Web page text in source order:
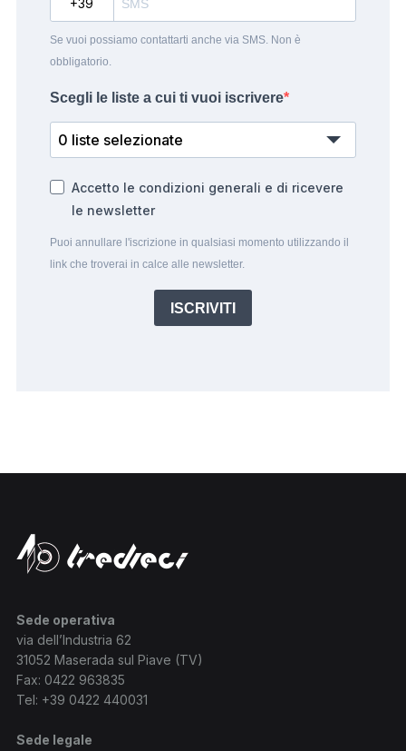
Se vuoi possiamo contattarti anche via SMS. Non è
obbligatorio.
Scegli le liste a cui ti vuoi iscrivere
0 liste selezionate
Accetto le condizioni generali e di ricevere
le newsletter
Puoi annullare l'iscrizione in qualsiasi momento utilizzando il
link che troverai in calce alle newsletter.
ISCRIVITI
Sede operativa
via dell’Industria 62
31052 Maserada sul Piave (TV)
Fax: 0422 963835
Tel: +39 0422 440031
Sede legale